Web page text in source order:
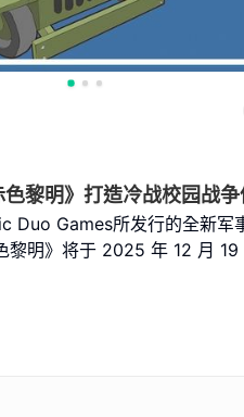
黎明》打造冷战校园战
Duo Games所发行的全新军
黎明》将于 2025 年 12 月 19